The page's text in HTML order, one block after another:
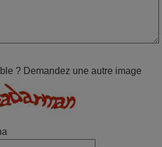
AUTRICHE
a 13h30est deja traitée et
? Demandez une autre image